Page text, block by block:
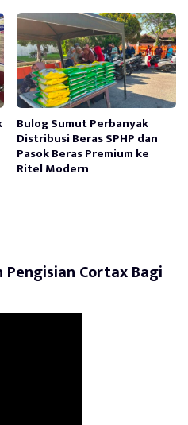
Bulog Sumut Perbanyak
Distribusi Beras SPHP dan
Pasok Beras Premium ke
Ritel Modern
Cortax Bagi